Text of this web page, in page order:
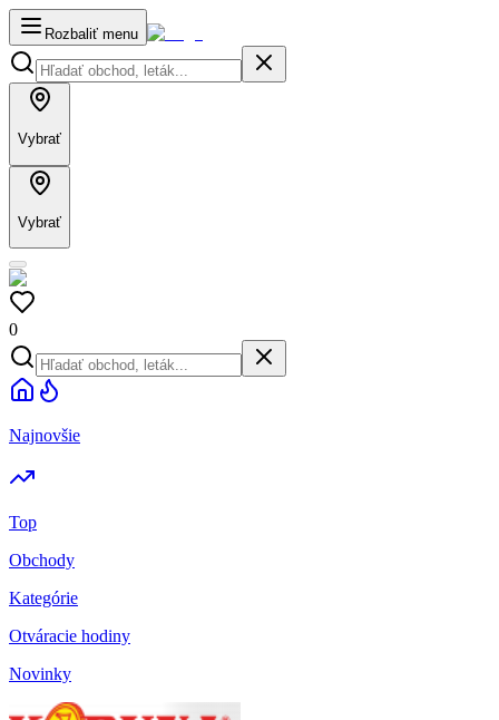
Rozbaliť menu
Vybrať
Vybrať
0
Najnovšie
Top
Obchody
Kategórie
Otváracie hodiny
Novinky